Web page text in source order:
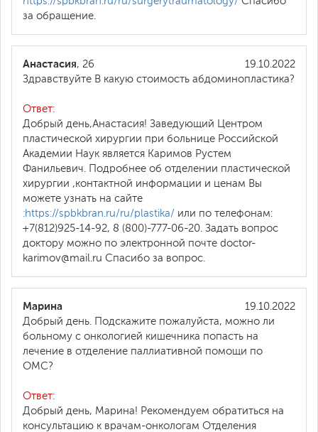
за обращение.
19.10.2022
Анастасия, 26
Здравствуйте В какую стоимость абдоминопластика?
Ответ:
Добрый день,Анастасия! Заведующий Центром
пластической хирургии при больнице Российской
Академии Наук является Каримов Рустем
Фанильевич. Подробнее об отделении пластической
хирургии ,контактной информации и ценам Вы
можете узнать на сайте
:https://spbkbran.ru/ru/plastika/ или по телефонам:
+7(812)925-14-92, 8 (800)-777-06-20. Задать вопрос
доктору можно по электронной почте doctor-
karimov@mail.ru Спасибо за вопрос.
19.10.2022
Марина
Добрый день. Подскажите пожалуйста, можно ли
больному с онкологией кишечника попасть на
лечение в отделение паллиативной помощи по
ОМС?
Ответ:
Добрый день, Марина! Рекомендуем обратиться на
консультацию к врачам-онкологам Отделения